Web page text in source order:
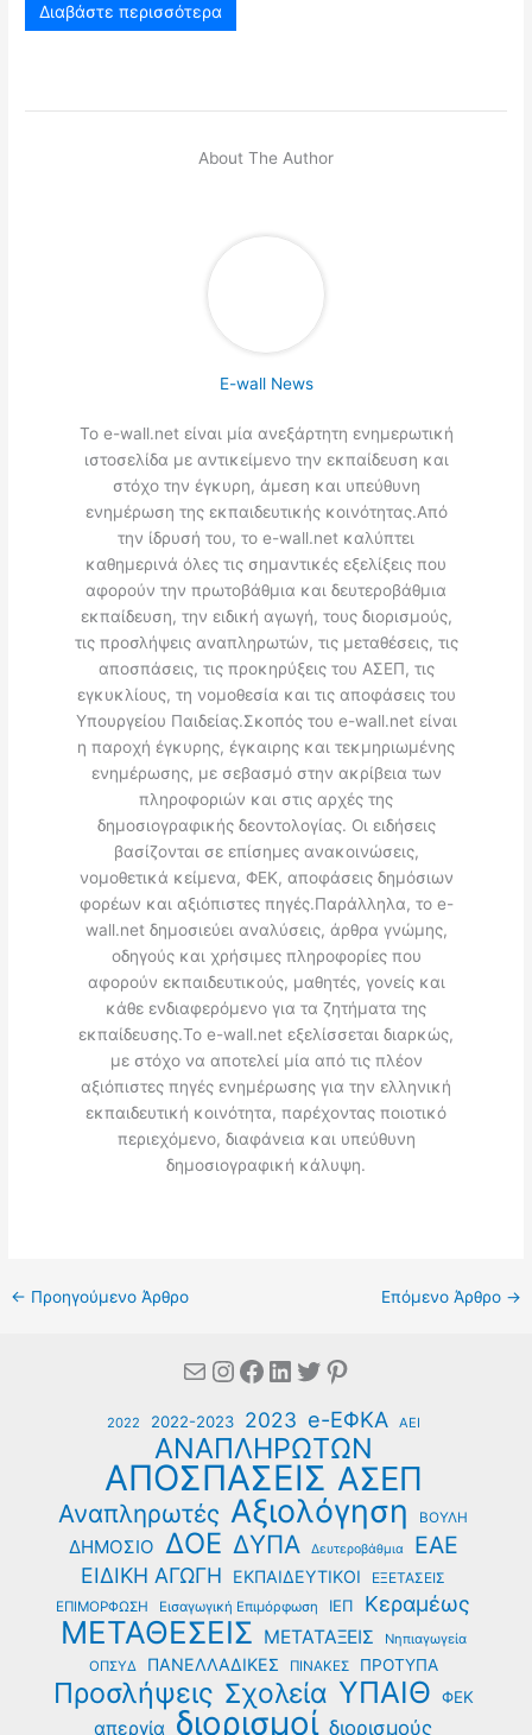
Διαβάστε περισσότερα
About The Author
E-wall News
Το e-wall.net είναι μία ανεξάρτητη ενημερωτική
ιστοσελίδα με αντικείμενο την εκπαίδευση και
στόχο την έγκυρη, άμεση και υπεύθυνη
ενημέρωση της εκπαιδευτικής κοινότητας.Από
την ίδρυσή του, το e-wall.net καλύπτει
καθημερινά όλες τις σημαντικές εξελίξεις που
αφορούν την πρωτοβάθμια και δευτεροβάθμια
εκπαίδευση, την ειδική αγωγή, τους διορισμούς,
τις προσλήψεις αναπληρωτών, τις μεταθέσεις, τις
αποσπάσεις, τις προκηρύξεις του ΑΣΕΠ, τις
εγκυκλίους, τη νομοθεσία και τις αποφάσεις του
Υπουργείου Παιδείας.Σκοπός του e-wall.net είναι
η παροχή έγκυρης, έγκαιρης και τεκμηριωμένης
ενημέρωσης, με σεβασμό στην ακρίβεια των
πληροφοριών και στις αρχές της
δημοσιογραφικής δεοντολογίας. Οι ειδήσεις
βασίζονται σε επίσημες ανακοινώσεις,
νομοθετικά κείμενα, ΦΕΚ, αποφάσεις δημόσιων
φορέων και αξιόπιστες πηγές.Παράλληλα, το e-
wall.net δημοσιεύει αναλύσεις, άρθρα γνώμης,
οδηγούς και χρήσιμες πληροφορίες που
αφορούν εκπαιδευτικούς, μαθητές, γονείς και
κάθε ενδιαφερόμενο για τα ζητήματα της
εκπαίδευσης.Το e-wall.net εξελίσσεται διαρκώς,
με στόχο να αποτελεί μία από τις πλέον
αξιόπιστες πηγές ενημέρωσης για την ελληνική
εκπαιδευτική κοινότητα, παρέχοντας ποιοτικό
περιεχόμενο, διαφάνεια και υπεύθυνη
δημοσιογραφική κάλυψη.
← Προηγούμενο Άρθρο Επόμενο Άρθρο →
MailInstagram
Facebook
Linkedin
Twitter
Pinterest
2022 2022-2023 2023 e-ΕΦΚΑ ΑΕΙ
ΑΝΑΠΛΗΡΩΤΩΝ
ΑΠΟΣΠΑΣΕΙΣ ΑΣΕΠ
Αναπληρωτές Αξιολόγηση ΒΟΥΛΗ
ΔΗΜΟΣΙΟ ΔΟΕ ΔΥΠΑ Δευτεροβάθμια ΕΑΕ
ΕΙΔΙΚΗ ΑΓΩΓΗ ΕΚΠΑΙΔΕΥΤΙΚΟΙ ΕΞΕΤΑΣΕΙΣ
ΕΠΙΜΟΡΦΩΣΗ Εισαγωγική Επιμόρφωση ΙΕΠ Κεραμέως
ΜΕΤΑΘΕΣΕΙΣ ΜΕΤΑΤΑΞΕΙΣ
Νηπιαγωγεία
ΟΠΣΥΔ
ΠΑΝΕΛΛΑΔΙΚΕΣ ΠΙΝΑΚΕΣ ΠΡΟΤΥΠΑ
Προσλήψεις Σχολεία ΥΠΑΙΘ ΦΕΚ
απεργία διορισμοί διορισμούς